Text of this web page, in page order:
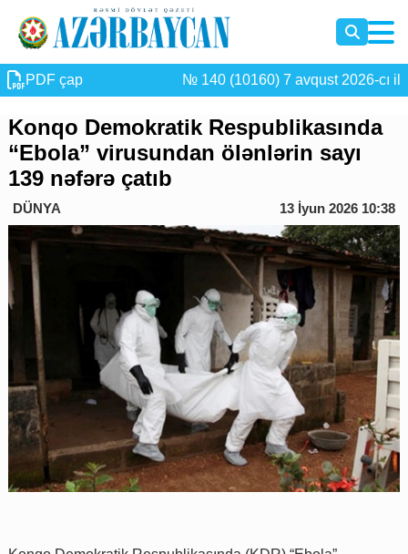
PDF çap № 140 (10160) 7 avqust 2026-cı il
Konqo Demokratik Respublikasında
“Ebola” virusundan ölənlərin sayı
139 nəfərə çatıb
DÜNYA 13 İyun 2026 10:38